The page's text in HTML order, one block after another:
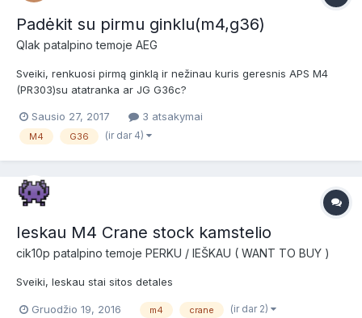
Padėkit su pirmu ginklu(m4,g36)
Qlak patalpino temoje AEG
Sveiki, renkuosi pirmą ginklą ir nežinau kuris geresnis APS M4
(PR303)su atatranka ar JG G36c?
http://www.airsoftas.lt/airsoft-automatas-g36c Gal kas turėjot ar
galit kažką apie juos pakomentuoti? Kuris bus ilgaamžiskesnis,
Sausio 27, 2017 3 atsakymai
M4 G36 (ir dar 4)
Ieskau M4 Crane stock kamstelio
cik10p patalpino temoje PERKU / IEŠKAU ( WANT TO BUY )
Sveiki, Ieskau stai sitos detales
Gruodžio 19, 2016 m4 crane (ir dar 2)